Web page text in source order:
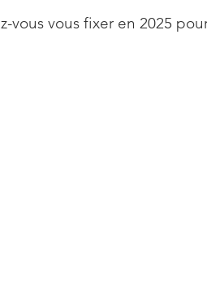
vous vous fixer en 2025